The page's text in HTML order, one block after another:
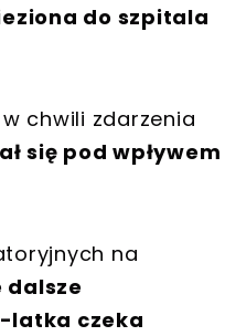
do szpitala
chwili zdarzenia
się pod wpływem
na
dalsze
latka czeka